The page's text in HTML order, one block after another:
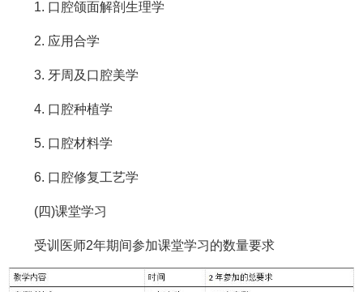
1. 口腔颌面解剖生理学
2. 应用合学
3. 牙周及口腔美学
4. 口腔种植学
5. 口腔材料学
6. 口腔修复工艺学
(四)课堂学习
受训医师2年期间参加课堂学习的数量要求